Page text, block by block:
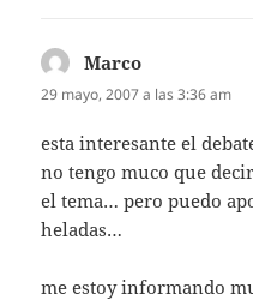
Marco
29 mayo, 2007 a las 3:36 am
esta interesante el
no tengo muco que
el tema… pero puedo
heladas…
me estoy informando